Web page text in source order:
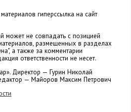
гиперссылка на сайт
может не совпадать с позицией
размещенных в разделах
а также за комментарии
ответственности не несет.
Директор — Гурин Николай
— Майоров Максим Петрович